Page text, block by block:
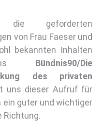
geforderten
von Frau Faeser und
bekannten Inhalten
Bündnis90/Die
des privaten
uns dieser Aufruf für
guter und wichtiger
Richtung.